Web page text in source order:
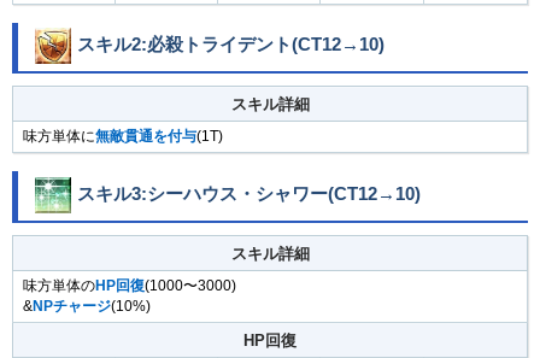
スキル2:必殺トライデント(CT12→10)
スキル詳細
味方単体に無敵貫通を付与(1T)
スキル3:シーハウス・シャワー(CT12→10)
スキル詳細
味方単体のHP回復(1000〜3000)
&NPチャージ(10%)
HP回復